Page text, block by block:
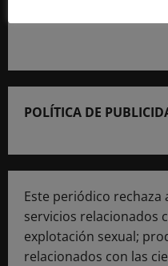
POLÍTICA DE
Este periódico
servicios relacionados
explotación sexual;
relacionados con las